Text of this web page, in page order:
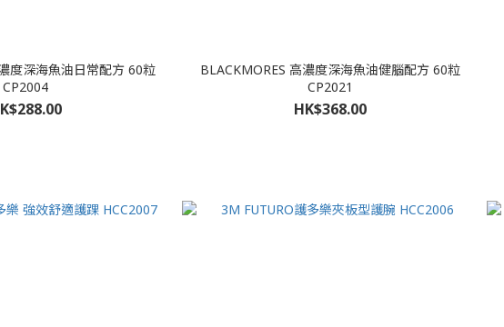
度深海魚油日常配方 60粒
CP2004
BLACKMORES 高濃度深海魚油健腦配方 60粒
CP2021
HK$368.00